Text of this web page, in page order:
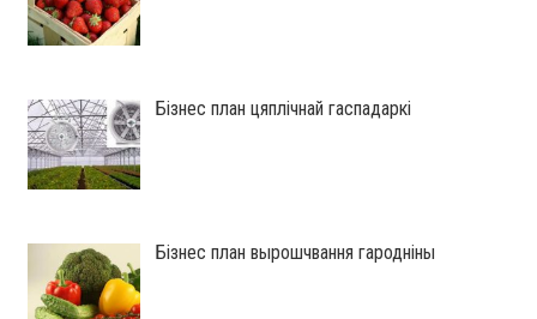
Бізнес план цяплічнай гаспадаркі
Бізнес план вырошчвання гародніны